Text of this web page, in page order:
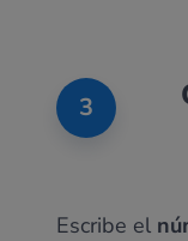
3
Escribe el